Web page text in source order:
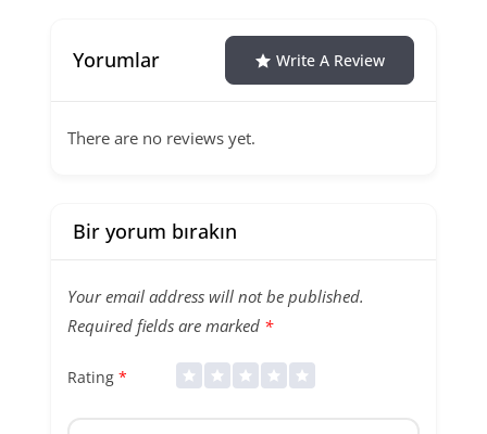
Yorumlar Write A Review
There are no reviews yet.
Bir yorum bırakın
Your email address will not be published.
Required fields are marked *
Rating *